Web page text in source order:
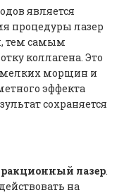
является
процедуры лазер
тем самым
коллагена. Это
мелких морщин и
эффекта
сохраняется
лазер.
на